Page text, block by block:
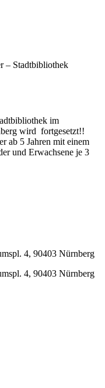
– Stadtbibliothek
im
wird fortgesetzt!!
ab 5 Jahren mit einem
und Erwachsene je 3
4, 90403 Nürnberg
4, 90403 Nürnberg